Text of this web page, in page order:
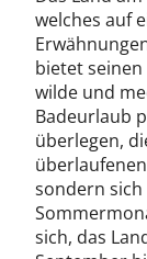
welches auf
bietet
wilde und
Badeurlaub
überlegen,
sondern sich
sich, das